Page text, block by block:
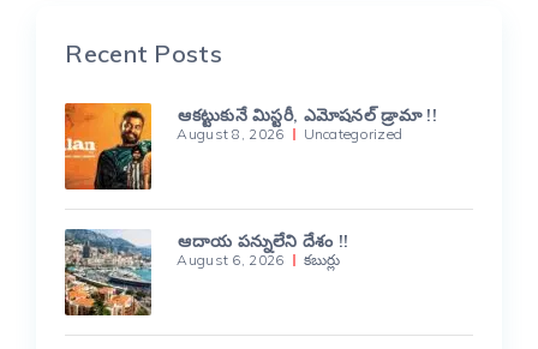
Recent Posts
ఆకట్టుకునే మిస్టరీ, ఎమోషనల్ డ్రామా !!
August 8, 2026 Uncategorized
ఆదాయ పన్నులేని దేశం !!
August 6, 2026 కబుర్లు